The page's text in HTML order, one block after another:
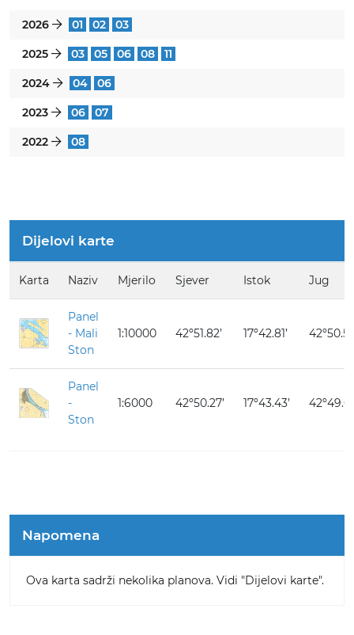
2026 } 01 02 03
2025 } 03 05 06 08 11
2024 } 04 06
2023 } 06 07
2022 } 08
Dijelovi karte
Karta Naziv Mjerilo Sjever Istok Jug
Panel
- Mali
Ston
1:10000 42º51.82’ 17º42.81’
Panel
-
Ston
1:6000 42º50.27’ 17º43.43’
Napomena
Ova karta sadrži nekolika planova. Vidi "Dijelovi karte".